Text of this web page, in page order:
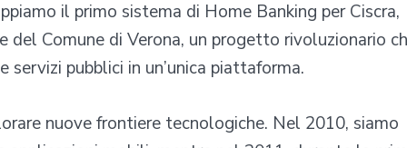
il primo sistema di Home Banking per Ciscra,
Comune di Verona, un progetto rivoluzionario
pubblici in un’unica piattaforma.
nuove frontiere tecnologiche. Nel 2010, siamo